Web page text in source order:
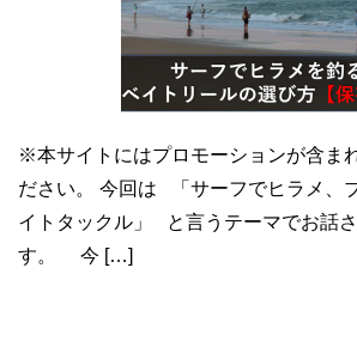
※本サイトにはプロモーションが含ま
ださい。 今回は 「サーフでヒラメ、
イトタックル」 と言うテーマでお話
す。 今 […]